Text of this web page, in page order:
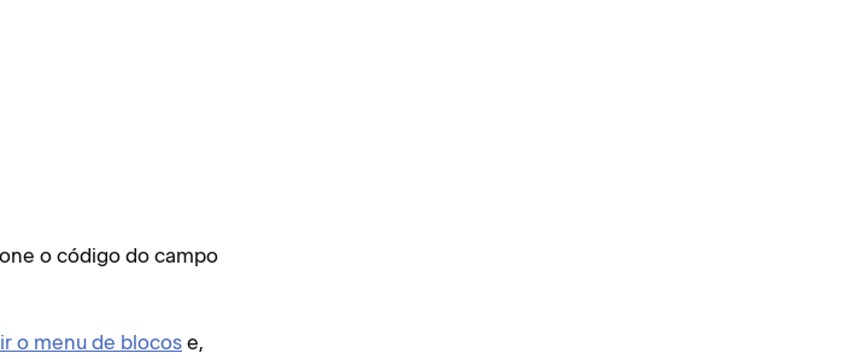
o código do campo
o menu de blocose,